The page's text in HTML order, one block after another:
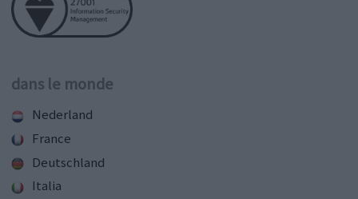
dans le monde
Nederland
France
Deutschland
Italia